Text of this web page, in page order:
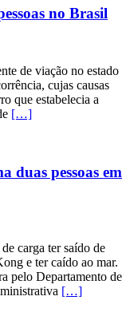
no Brasil
de viação no estado
cujas causas
que estabelecia a
[…]
duas pessoas em
carga ter saído de
e ter caído ao mar.
pelo Departamento de
[…]